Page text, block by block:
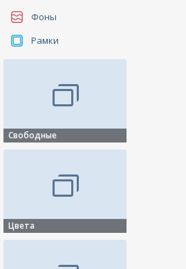
Фоны
Рамки
Свободные
Цвета